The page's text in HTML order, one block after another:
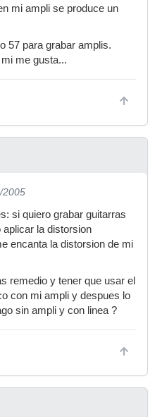
mi ampli se produce un
57 para grabar amplis.
me gusta...
2005
si quiero grabar guitarras
la distorsion
encanta la distorsion de mi
remedio y tener que usar el
con mi ampli y despues lo
sin ampli y con linea ?